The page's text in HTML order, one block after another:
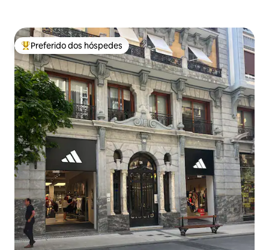
Entre os melhores preferidos dos hóspedes
Preferido dos hóspedes